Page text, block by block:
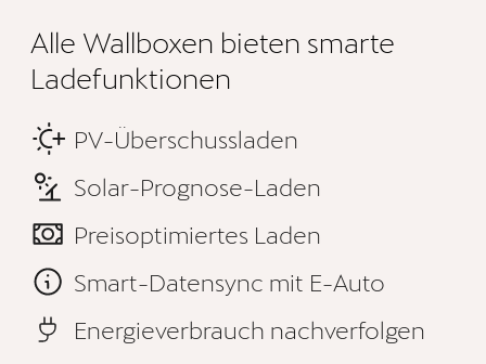
Alle Wallboxen bieten smarte
Ladefunktionen
PV-Überschussladen
Solar-Prognose-Laden
Preisoptimiertes Laden
Smart-Datensync mit E-Auto
Energieverbrauch nachverfolgen